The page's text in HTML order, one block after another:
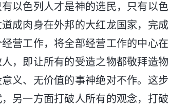
以色列人才是神的选民，只有以色
成肉身在外邦的大红龙国家，完成
营工作，将全部经营工作的中心在
，即让所有的受造之物都敬拜造物
义、无价值的事神绝对不作。这步
另一方面打破人所有的观念，打破